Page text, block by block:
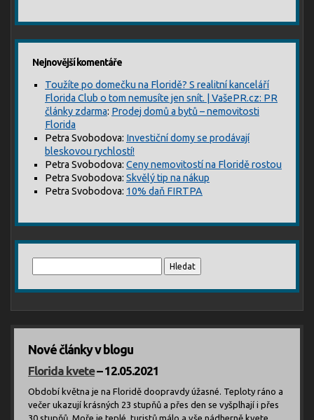
Nejnovější komentáře
Toužíte po domečku na Floridě? S realitní kanceláří
Florida Club o tom nemusíte jen snít. | VašePR.cz: PR
články zdarma: Prodej domů a bytů – nemovitosti
Florida
Petra Svobodova: Investiční domy se prodávají
bleskovou rychlostí!
Petra Svobodova: Ceny nemovitostí na Floridě rostou
Petra Svobodova: Skvělý tip na nákup
Petra Svobodova: 10% daň FIRTPA
Nové články v blogu
Florida kvete– 12.05.2021
Období května je na Floridě doopravdy úžasné. Teploty ráno a
večer ukazují krásných 23 stupňů a přes den se vyšplhají i přes
30 stupňů. Moře je teplé, turistů málo a vše nádherně kvete.